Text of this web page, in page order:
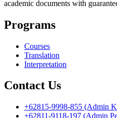
academic documents with
Programs
Courses
Translation
Interpretation
Contact Us
+62815-9998-855 (Admin
+62811-9118-197 (Admin